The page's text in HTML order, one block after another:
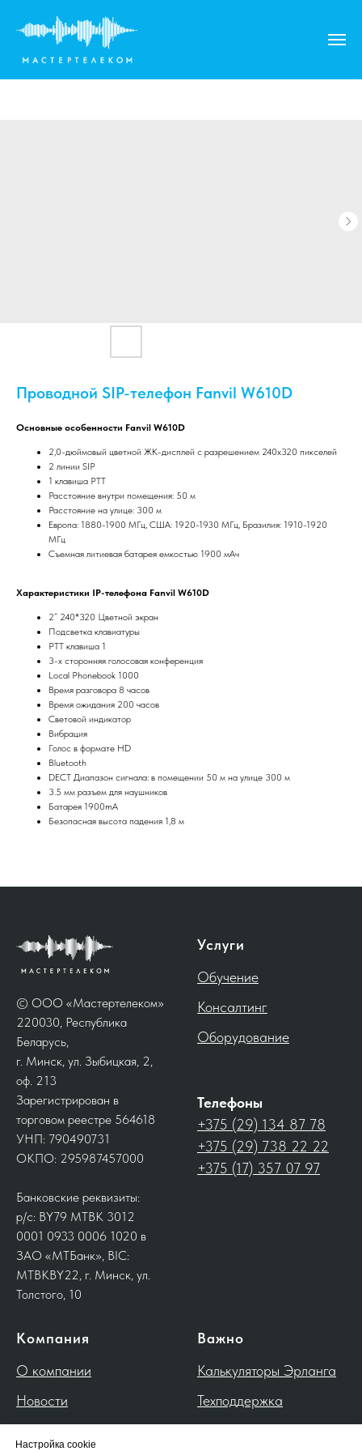
Проводной SIP-телефон Fanvil W610D
Основные особенности Fanvil W610D
2,0-дюймовый цветной ЖК-дисплей с разрешением 240x320 пикселей
2 линии SIP
1 клавиша PTT
Расстояние внутри помещения: 50 м
Расстояние на улице: 300 м
Европа: 1880-1900 МГц, США: 1920-1930 МГц, Бразилия: 1910-1920
МГц
Съемная литиевая батарея емкостью 1900 мАч
Характеристики IP-телефона Fanvil W610D
2” 240*320 Цветной экран
Подсветка клавиатуры
PTT клавиша 1
3-х сторонняя голосовая конференция
Local Phonebook 1000
Время разговора 8 часов
Время ожидания 200 часов
Световой индикатор
Вибрация
Голос в формате HD
Bluetooth
DECT Диапазон сигнала: в помещении 50 м на улице 300 м
3.5 мм разъем для наушников
Батарея 1900mA
Безопасная высота падения 1,8 м
Настройка cookie
© ООО «Мастертелеком»
220030, Республика
Беларусь,
г. Минск, ул. Зыбицкая, 2,
оф. 213
Зарегистрирован в
торговом реестре 564618
УНП: 790490731
ОКПО: 295987457000
Банковские реквизиты:
р/с: BY79 MTBK 3012
0001 0933 0006 1020 в
ЗАО «МТБанк», BIC:
MTBKBY22, г. Минск, ул.
Толстого, 10
Услуги
Обучение
Консалтинг
Оборудование
Телефоны
+375 (29) 134 87 78
+375 (29) 738 22 22
+375 (17) 357 07 97
Компания
О компании
Новости
Важно
Калькуляторы Эрланга
Техподдержка